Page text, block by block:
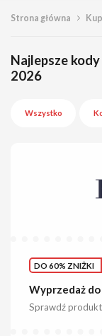
Strona główna
Najlepsze
2026
Wszystko
DO 60% ZNIŻKI
Wyprzedaż
Sprawdź